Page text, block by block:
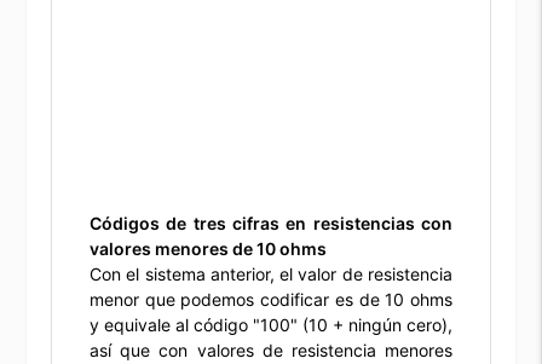
Códigos de tres cifras en resistencias con
valores menores de 10 ohms
Con el sistema anterior, el valor de resistencia
menor que podemos codificar es de 10 ohms
y equivale al código "100" (10 + ningún cero),
así que con valores de resistencia menores